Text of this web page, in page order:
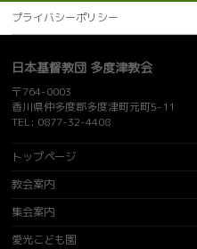
プライバシーポリシー
日本基督教団 多度津教会
〒764-0003
香川県仲多度郡多度津町元町5-11
TEL: 0877-32-4408
トップページ
教会案内
集会案内
愛光こども園